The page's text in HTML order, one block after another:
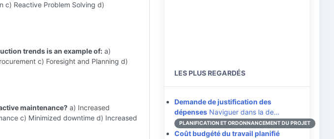
c) Reactive Problem Solving d)
trends is an example of: a)
c) Foresight and Planning d)
maintenance? a) Increased
c) Minimized downtime d) Increased
LES PLUS REGARDÉS
Demande de justification des
dépenses Naviguer dans la de…
PLANIFICATION ET ORDONNANCEMENT DU PROJET
Coût budgété du travail planifié